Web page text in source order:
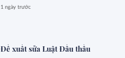
1 ngày trước
Đề xuất sửa Luật Đấu thầu